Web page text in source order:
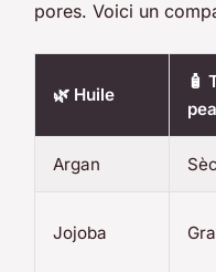
pores. Voici un
🌿 Huile
🧴
Argan
Jojoba